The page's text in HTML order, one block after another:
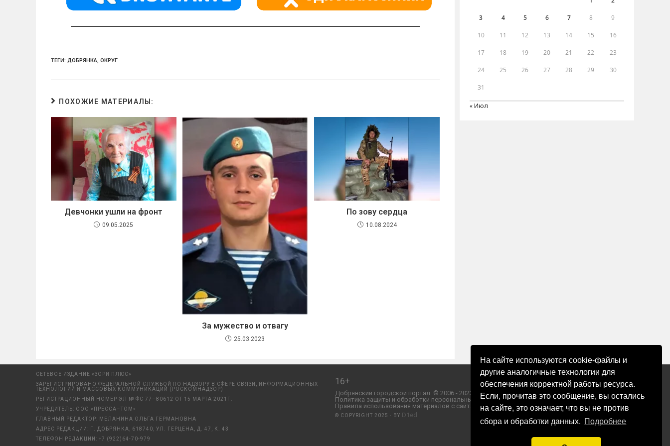
На сайте используются cookie-файлы и
другие аналогичные технологии для
обеспечения корректной работы ресурса.
Если, прочитав это сообщение, вы остались
на сайте, это означает, что вы не против
сбора и обработки данных. Подробнее
ss
ni
p
ТЕГИ: ДОБРЯНКА, ОКРУГ
ПОХОЖИЕ МАТЕРИАЛЫ:
Девчонки ушли на фронт
09.05.2025
За мужество и отвагу
25.03.2023
По зову сердца
10.08.2024
3 4 5 6 7 8 9
10 11 12 13 14 15 16
17 18 19 20 21 22 23
24 25 26 27 28 29 30
31
« Июл
СЕТЕВОЕ ИЗДАНИЕ «ЗОРИ ПЛЮС»
ЗАРЕГИСТРИРОВАНО ФЕДЕРАЛЬНОЙ СЛУЖБОЙ ПО НАДЗОРУ В СФЕРЕ СВЯЗИ, ИНФОРМАЦИОННЫХ
ТЕХНОЛОГИЙ И МАССОВЫХ КОММУНИКАЦИЙ (РОСКОМНАДЗОР)
РЕГИСТРАЦИОННЫЙ НОМЕР ЭЛ № ФС 77–80612 ОТ 15 МАРТА 2021Г.
УЧРЕДИТЕЛЬ: ООО «ПРЕССА–ТОМ»
ГЛАВНЫЙ РЕДАКТОР: МЕЛАНИНА ОЛЬГА ГЕРМАНОВНА
АДРЕС РЕДАКЦИИ: Г. ДОБРЯНКА, 618740, УЛ. ГЕРЦЕНА, Д. 47, К. 43
ТЕЛЕФОН РЕДАКЦИИ: +7 (922)64-70-979
16+
Добрянский городской портал. © 2006 - 2023 ООО «Пресса-Том».
Политика защиты и обработки персональных данных ООО «Пресса-Том».
Правила использования материалов с сайта «ЗОРИ ПЛЮС».
© COPYRIGHT 2025 · BY D1ed